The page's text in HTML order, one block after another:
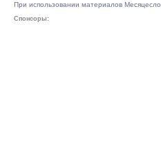
При использовании материалов
Спонсоры: